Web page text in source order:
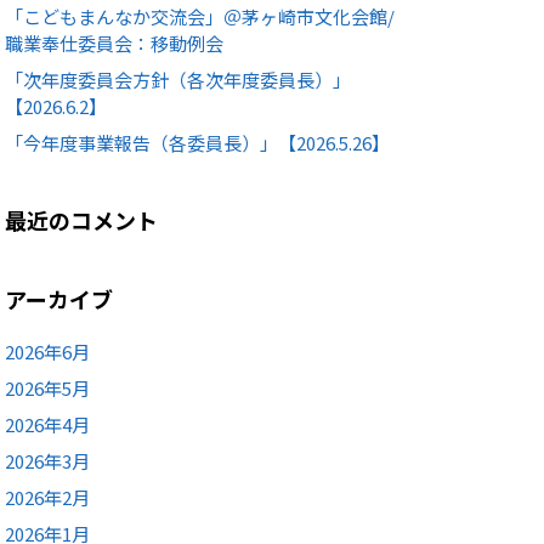
「こどもまんなか交流会」＠茅ヶ崎市文化会館/
職業奉仕委員会：移動例会
「次年度委員会方針（各次年度委員長）」
【2026.6.2】
「今年度事業報告（各委員長）」【2026.5.26】
最近のコメント
アーカイブ
2026年6月
2026年5月
2026年4月
2026年3月
2026年2月
2026年1月